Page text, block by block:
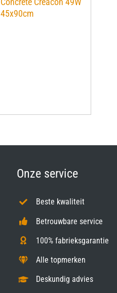
45x90cm
Onze service
Beste kwaliteit
Betrouwbare service
100% fabrieksgarantie
Alle topmerken
Deskundig advies